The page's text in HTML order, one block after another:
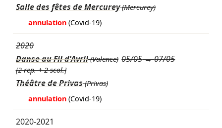
Salle des fêtes de Mercurey (Mercurey)
annulation (Covid-19)
2020
Danse au Fil d'Avril(Valence) 05/05→07/05
[2 rep. + 2 scol.]
Théâtre de Privas (Privas)
annulation (Covid-19)
2020-2021